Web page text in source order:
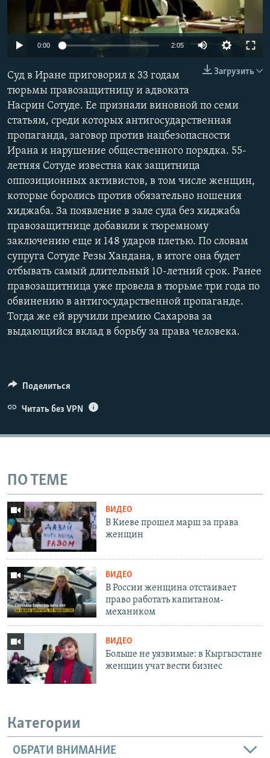
ПОБЕДИТЕЛЕЙ НЕ СУДЯТ?
КРЫМ.НЕПОКОРЕННЫЙ
УКРАИНСКАЯ ПРОБЛЕМА КРЫМА
ПРИСОЕДИНЯЙТЕСЬ!
Все сайты RFE/RL
0:00 2:05
Загрузить
Суд в Иране приговорил к 33 годам
тюрьмы правозащитницу и адвоката
Насрин Сотуде. Ее признали виновной по семи
статьям, среди которых антигосударственная
пропаганда, заговор против нацбезопасности
Ирана и нарушение общественного порядка. 55-
летняя Сотуде известна как защитница
оппозиционных активистов, в том числе женщин,
которые боролись против обязательно ношения
хиджаба. За появление в зале суда без хиджаба
правозащитнице добавили к тюремному
заключению еще и 148 ударов плетью. По словам
супруга Сотуде Резы Хандана, в итоге она будет
отбывать самый длительный 10-летний срок. Ранее
правозащитница уже провела в тюрьме три года по
обвинению в антигосударственной пропаганде.
Тогда же ей вручили премию Сахарова за
выдающийся вклад в борьбу за права человека.
Поделиться
Читать без VPN
ПО ТЕМЕ
ВИДЕО
В Киеве прошел марш за права
женщин
ВИДЕО
В России женщина отстаивает
право работать капитаном-
механиком
ВИДЕО
Больше не уязвимые: в Кыргызстане
женщин учат вести бизнес
Категории
ОБРАТИ ВНИМАНИЕ